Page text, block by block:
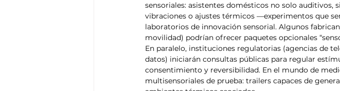
sensoriales: asistentes domésticos no solo auditivos,
vibraciones o ajustes térmicos —experimentos que
laboratorios de innovación sensorial. Algunos
movilidad) podrían ofrecer paquetes opcionales
En paralelo, instituciones regulatorias (agencias de
datos) iniciarán consultas públicas para regular
consentimiento y reversibilidad. En el mundo de
multisensoriales de prueba: trailers capaces de